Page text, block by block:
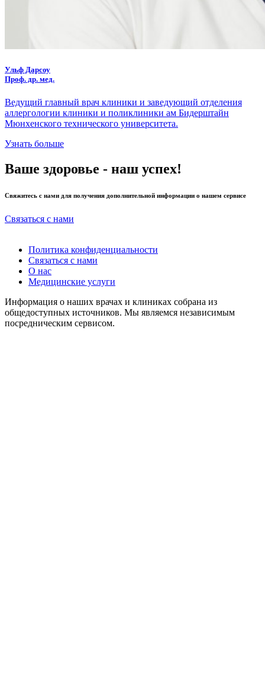
Ульф Дарсоу
Проф. др. мед.
Ведущий главный врач клиники и заведующий отделения
аллергологии клиники и поликлиники ам Бидерштайн
Мюнхенского технического университета.
Узнать больше
Ваше здоровье - наш успех!
Свяжитесь с нами для получения дополнительной информации о нашем сервисе
Связаться с нами
Политика конфиденциальности
Связаться с нами
О нас
Медицинские услуги
Информация о наших врачах и клиниках собрана из
общедоступных источников. Мы являемся независимым
посредническим сервисом.